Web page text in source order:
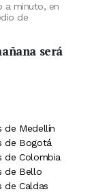
a minuto, en
de
será
de Medellín
de Bogotá
de Colombia
de Bello
de Caldas